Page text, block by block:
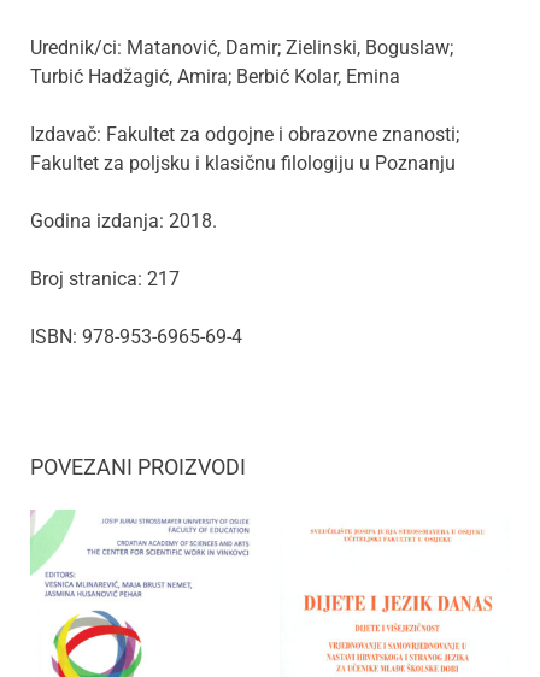
Urednik/ci: Matanović, Damir; Zielinski, Boguslaw;
Turbić Hadžagić, Amira; Berbić Kolar, Emina
Izdavač: Fakultet za odgojne i obrazovne znanosti;
Fakultet za poljsku i klasičnu filologiju u Poznanju
Godina izdanja: 2018.
Broj stranica: 217
ISBN: 978-953-6965-69-4
POVEZANI PROIZVODI